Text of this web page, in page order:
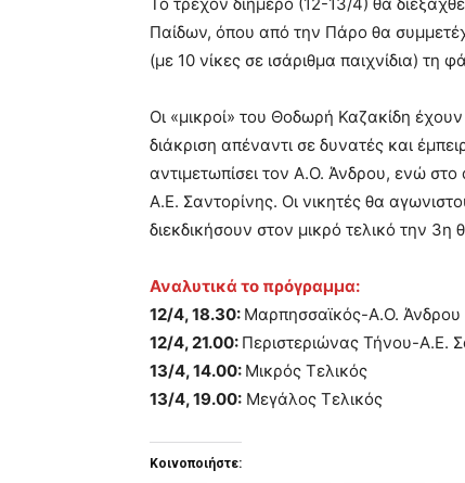
Παίδων, όπου από την Πάρο θα
(με 10 νίκες σε ισάριθμα παιχνίδια) τη
Οι «μικροί» του Θοδωρή Καζακίδη έχουν
διάκριση απέναντι σε δυνατές και
αντιμετωπίσει τον Α.Ο. Άνδρου, ενώ
Α.Ε. Σαντορίνης. Οι νικητές θα
διεκδικήσουν στον μικρό τελικό την 3η
Αναλυτικά το πρόγραμμα:
12/4, 18.30: Μαρπησσαϊκός-Α.Ο. Άνδρου
12/4, 21.00: Περιστεριώνας Τήνου-Α.Ε.
13/4, 14.00: Μικρός Τελικός
13/4, 19.00: Μεγάλος Τελικός
Κοινοποιήστε: